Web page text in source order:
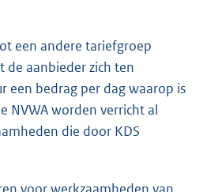
een andere tariefgroep
de aanbieder zich ten
een bedrag per dag waarop is
NVWA worden verricht al
die door KDS